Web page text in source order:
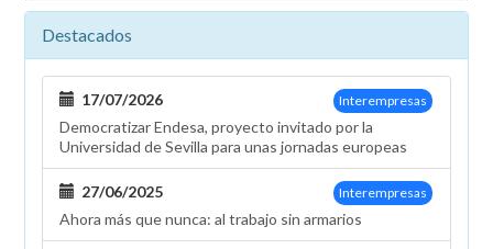
Destacados
Interempresas
17/07/2026
Democratizar Endesa, proyecto invitado por la
Universidad de Sevilla para unas jornadas europeas
Interempresas
27/06/2025
Ahora más que nunca: al trabajo sin armarios